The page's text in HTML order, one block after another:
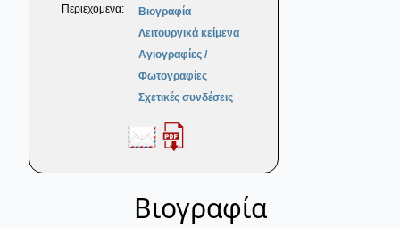
Περιεχόμενα:
Βιογραφία
Λειτουργικά κείμενα
Αγιογραφίες /
Φωτογραφίες
Σχετικές συνδέσεις
Βιογραφία